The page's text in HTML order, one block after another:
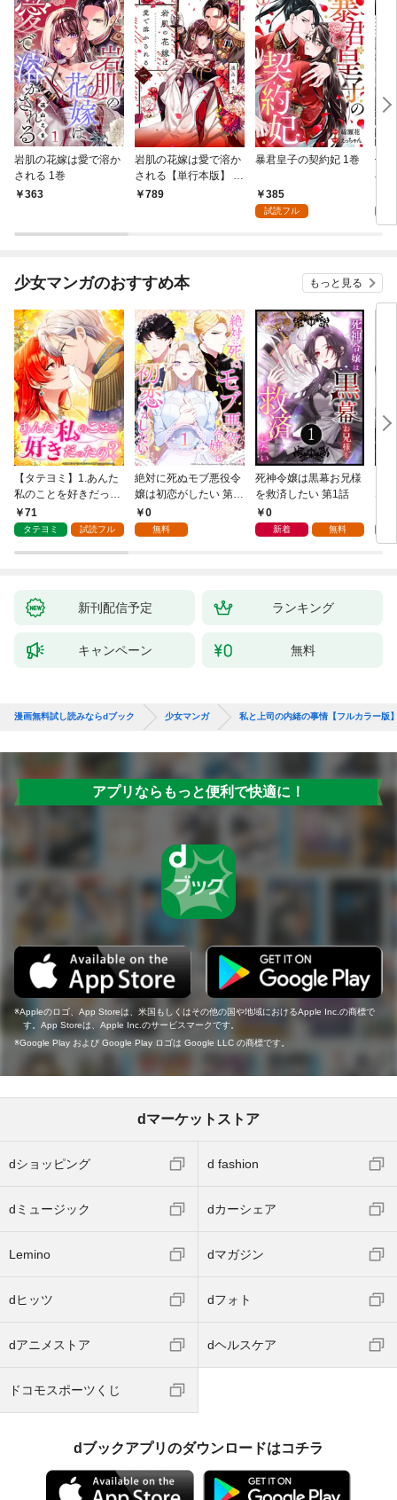
岩肌の花嫁は愛で溶か
される 1巻
363
岩肌の花嫁は愛で溶か
される【単行本版】 1
巻789
暴君皇子の契約妃 1巻
385
試読フル
偽
む
少女マンガのおすすめ本 もっと見る
【タテヨミ】1.あんた
私のことを好きだった
の？
71
タテヨミ 試読フル
絶対に死ぬモブ悪役令
嬢は初恋がしたい 第1
話0
無料
死神令嬢は黒幕お兄様
を救済したい 第1話
0
新着 無料
な
新刊配信予定 ランキング
キャンペーン 無料
漫画無料試し読みならdブック 少女マンガ 私と上司の内緒の事情【フルカラー版
アプリならもっと便利で快適に！
Appleのロゴ、App Storeは、米国もしくはその他の国や地域におけるApple Inc.の商標で
す。App Storeは、Apple Inc.のサービスマークです。
Google Play および Google Play ロゴは Google LLC の商標です。
dマーケットストア
dショッピング d fashion
dミュージック dカーシェア
Lemino dマガジン
dヒッツ dフォト
dアニメストア dヘルスケア
ドコモスポーツくじ
dブックアプリのダウンロードはコチラ